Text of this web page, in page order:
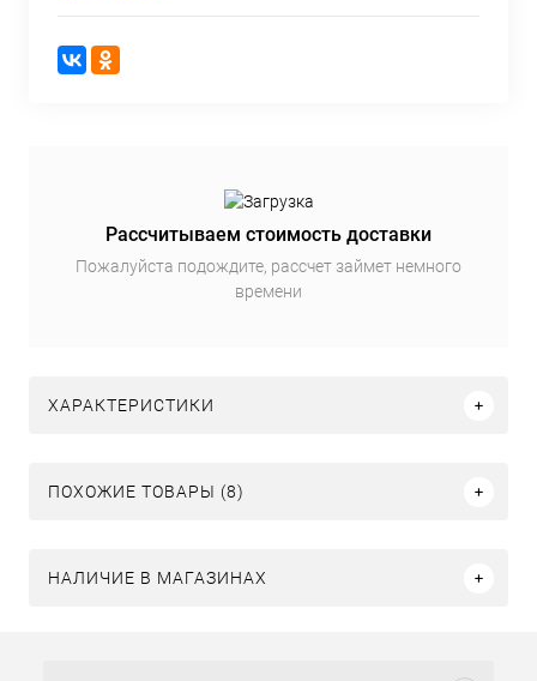
Рассчитываем стоимость доставки
Пожалуйста подождите, рассчет займет немного
времени
ХАРАКТЕРИСТИКИ
ПОХОЖИЕ ТОВАРЫ (8)
НАЛИЧИЕ В МАГАЗИНАХ